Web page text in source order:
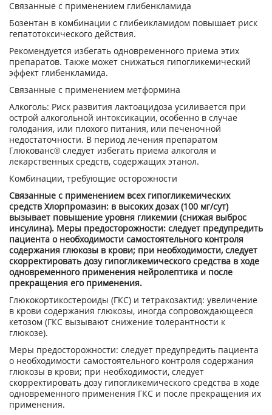
Связанные с применением глибенкламида
Бозентан в комбинации с глибеикламидом повышает риск
гепатотоксического действия.
Рекомендуется избегать одновременного приема этих
препаратов. Также может снижаться гипогликемический
эффект глибенкламида.
Связанные с применением метформина
Алкоголь: Риск развития лактоацидоза усиливается при
острой алкогольной интоксикации, особенно в случае
голодания, или плохого питания, или печеночной
недостаточности. В период лечения препаратом
Глюкованс® следует избегать приема алкоголя и
лекарственных средств, содержащих этанол.
Комбинации, требующие осторожности
Связанные с применением всех гипогликемических
средств Хлорпромазин: в высоких дозах (100 мг/сут)
вызывает повышение уровня гликемии (снижая выброс
инсулина). Меры предосторожности: следует предупредить
пациента о необходимости самостоятельного контроля
содержания глюкозы в крови; при необходимости, следует
скорректировать дозу гипогликемического средства в ходе
одновременного применения нейролептика и после
прекращения его применения.
Глюкокортикостероиды (ГКС) и тетракозактид: увеличение
в крови содержания глюкозы, иногда сопровождающееся
кетозом (ГКС вызывают снижение толерантности к
глюкозе).
Меры предосторожности: следует предупредить пациента
о необходимости самостоятельного контроля содержания
глюкозы в крови; при необходимости, следует
скорректировать дозу гипогликемического средства в ходе
одновременного применения ГКС и после прекращения их
применения.